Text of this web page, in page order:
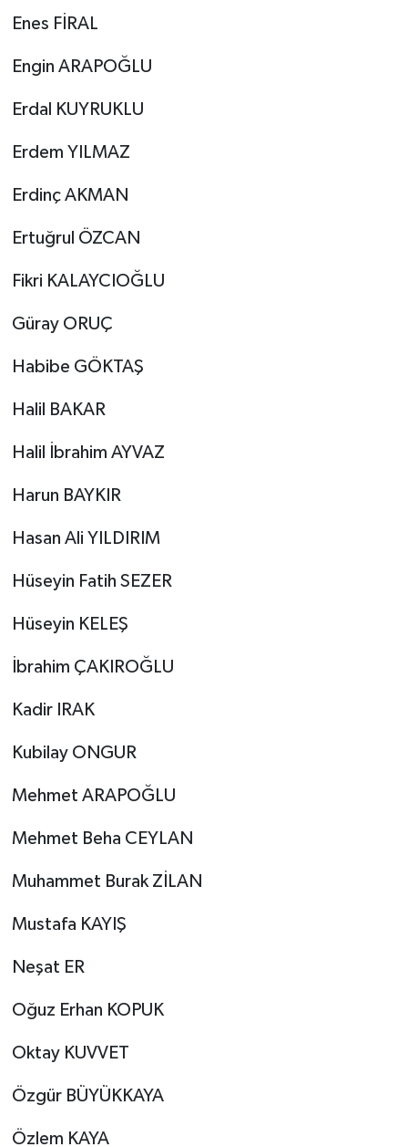
Enes FİRAL
Engin ARAPOĞLU
Erdal KUYRUKLU
Erdem YILMAZ
Erdinç AKMAN
Ertuğrul ÖZCAN
Fikri KALAYCIOĞLU
Güray ORUÇ
Habibe GÖKTAŞ
Halil BAKAR
Halil İbrahim AYVAZ
Harun BAYKIR
Hasan Ali YILDIRIM
Hüseyin Fatih SEZER
Hüseyin KELEŞ
İbrahim ÇAKIROĞLU
Kadir IRAK
Kubilay ONGUR
Mehmet ARAPOĞLU
Mehmet Beha CEYLAN
Muhammet Burak ZİLAN
Mustafa KAYIŞ
Neşat ER
Oğuz Erhan KOPUK
Oktay KUVVET
Özgür BÜYÜKKAYA
Özlem KAYA